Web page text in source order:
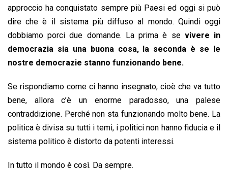
approccio ha conquistato sempre più Paesi ed oggi si può
dire che è il sistema più diffuso al mondo. Quindi oggi
dobbiamo porci due domande. La prima è se vivere in
democrazia sia una buona cosa, la seconda è se le
nostre democrazie stanno funzionando bene.
Se rispondiamo come ci hanno insegnato, cioè che va tutto
bene, allora c’è un enorme paradosso, una palese
contraddizione. Perché non sta funzionando molto bene. La
politica è divisa su tutti i temi, i politici non hanno fiducia e il
sistema politico è distorto da potenti interessi.
In tutto il mondo è così. Da sempre.